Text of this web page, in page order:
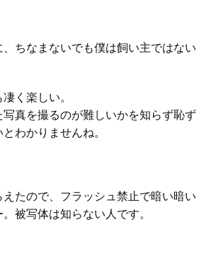
ちなまないでも僕は飼い主ではない
く楽しい。
真を撮るのが難しいかを知らず恥ず
わかりませんね。
たので、フラッシュ禁止で暗い暗い
被写体は知らない人です。